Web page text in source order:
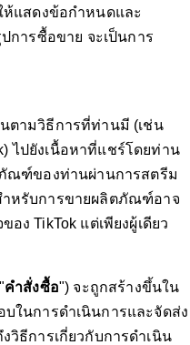
แสดงข้อกำหนดและ
การซื้อขาย จะเป็นการ
ามวิธีการที่ท่านมี (เช่น
ไปยังเนื้อหาที่แชร์โดยท่าน
ณฑ์ของท่านผ่านการสตรีม
ำหรับการขายผลิตภัณฑ์อาจ
ง TikTok แต่เพียงผู้เดียว
คำสั่งซื้อ") จะถูกสร้างขึ้นใน
นการดำเนินการและจัดส่ง
ธีการเกี่ยวกับการดำเนิน